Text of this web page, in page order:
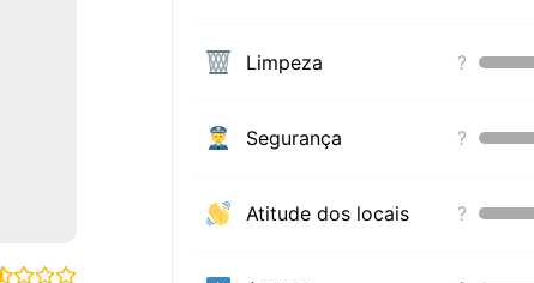
Limpeza ?
Segurança ?
Atitude dos locais ?